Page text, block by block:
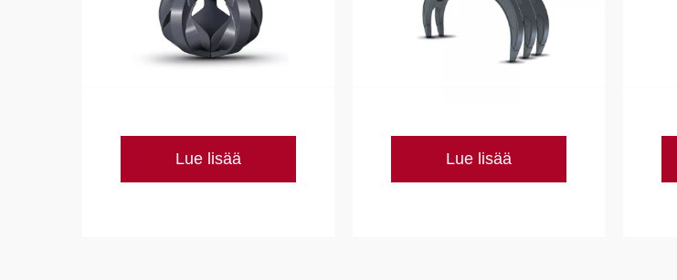
Lue lisää Lue lisää